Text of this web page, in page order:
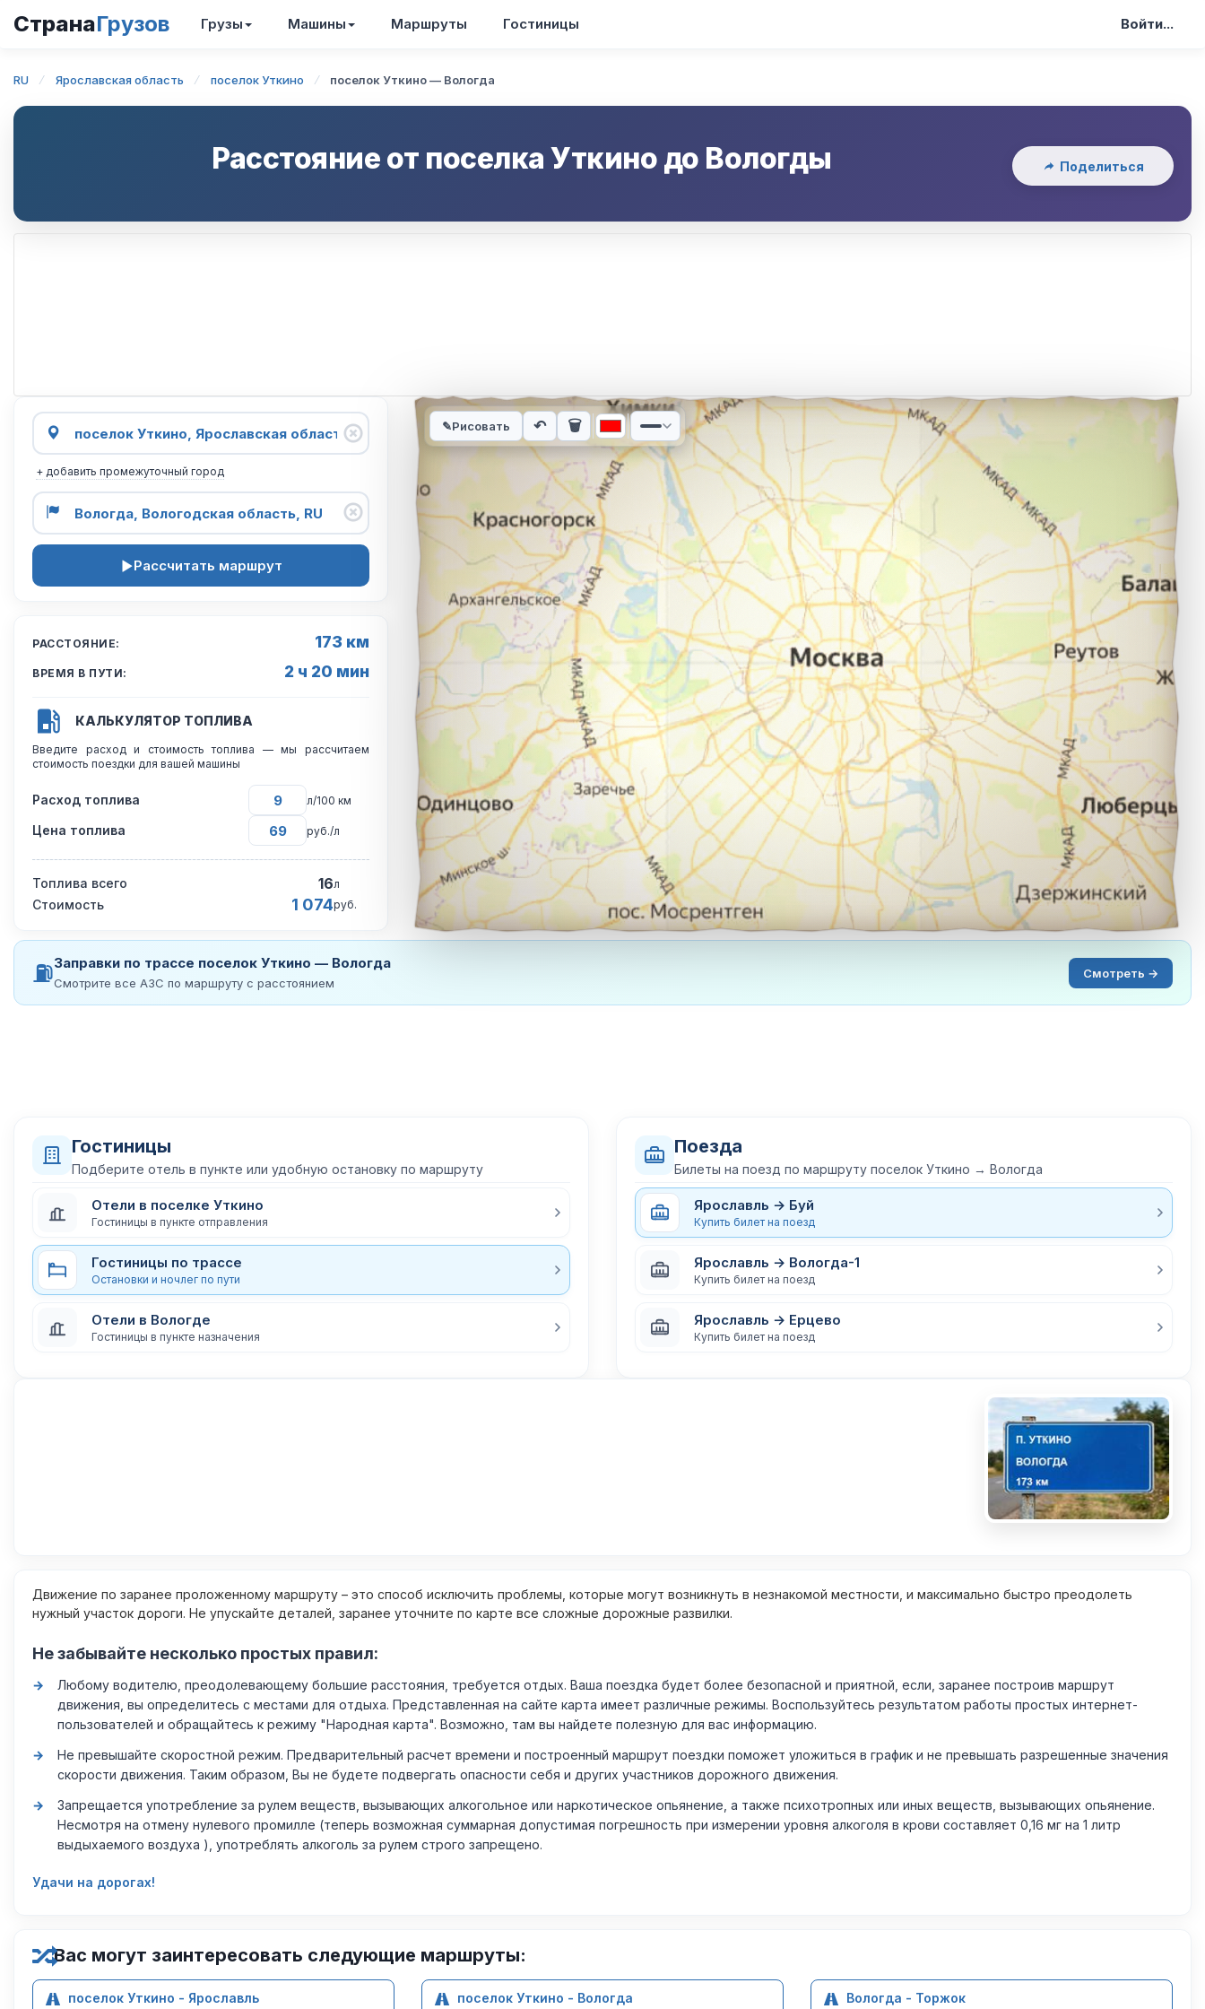
СтранаГрузов Грузы Машины Маршруты Гостиницы Войти...
RU Ярославская область поселок Уткино поселок Уткино — Вологда
Расстояние от поселка Уткино до Вологды Поделиться
+ добавить промежуточный город
Рассчитать маршрут
РАССТОЯНИЕ: 173 км
ВРЕМЯ В ПУТИ: 2 ч 20 мин
КАЛЬКУЛЯТОР ТОПЛИВА
Введите расход и стоимость топлива — мы рассчитаем
стоимость поездки для вашей машины
Расход топлива л/100 км
Цена топлива руб./л
Топлива всего 16л
Стоимость 1 074руб.
Интерактивная карта автомобильного маршрута из города поселок Уткино в город Вологда.
✎Рисовать ↶ 🗑
⛽Заправки по трассе поселок Уткино — Вологда
Смотрите все АЗС по маршруту с расстоянием
Смотреть →
Гостиницы
Подберите отель в пункте или удобную остановку по маршруту
Отели в поселке Уткино
Гостиницы в пункте отправления
Гостиницы по трассе
Остановки и ночлег по пути
Отели в Вологде
Гостиницы в пункте назначения
Поезда
Билеты на поезд по маршруту поселок Уткино → Вологда
Ярославль → Буй
Купить билет на поезд
Ярославль → Вологда-1
Купить билет на поезд
Ярославль → Ерцево
Купить билет на поезд
Движение по заранее проложенному маршруту – это способ исключить проблемы, которые могут возникнуть в незнакомой местности, и максимально быстро преодолеть
нужный участок дороги. Не упускайте деталей, заранее уточните по карте все сложные дорожные развилки.
Не забывайте несколько простых правил:
Любому водителю, преодолевающему большие расстояния, требуется отдых. Ваша поездка будет более безопасной и приятной, если, заранее построив маршрут
движения, вы определитесь с местами для отдыха. Представленная на сайте карта имеет различные режимы. Воспользуйтесь результатом работы простых интернет-
пользователей и обращайтесь к режиму "Народная карта". Возможно, там вы найдете полезную для вас информацию.
Не превышайте скоростной режим. Предварительный расчет времени и построенный маршрут поездки поможет уложиться в график и не превышать разрешенные значения
скорости движения. Таким образом, Вы не будете подвергать опасности себя и других участников дорожного движения.
Запрещается употребление за рулем веществ, вызывающих алкогольное или наркотическое опьянение, а также психотропных или иных веществ, вызывающих опьянение.
Несмотря на отмену нулевого промилле (теперь возможная суммарная допустимая погрешность при измерении уровня алкоголя в крови составляет 0,16 мг на 1 литр
выдыхаемого воздуха ), употреблять алкоголь за рулем строго запрещено.
Удачи на дорогах!
Вас могут заинтересовать следующие маршруты:
поселок Уткино - Ярославль поселок Уткино - Вологда Вологда - Торжок